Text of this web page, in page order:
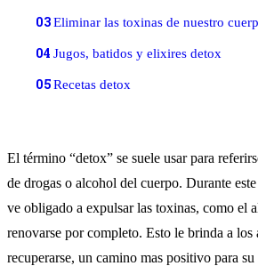
03Eliminar las toxinas de nuestro
04 Jugos, batidos y elixires detox
05Recetas detox
El término “detox” se suele usar para
de drogas o alcohol del cuerpo. Durante
ve obligado a expulsar las toxinas, como el
renovarse por completo. Esto le brinda a los
recuperarse, un camino mas positivo para